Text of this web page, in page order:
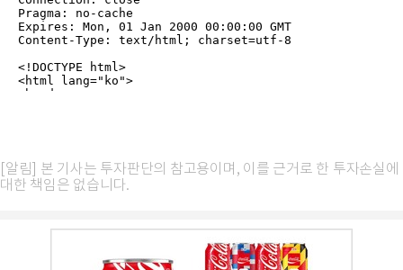
[알림] 본 기사는 투자판단의 참고용이며, 이를 근거로 한 투자손실에
대한 책임은 없습니다.